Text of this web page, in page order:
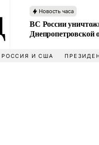
Новость часа
ВС России
Днепропетровской
РОССИЯ И США